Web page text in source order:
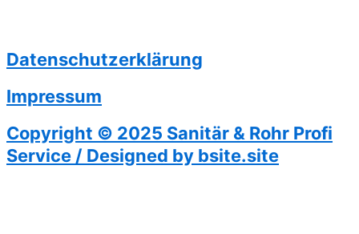
Datenschutzerklärung
Impressum
Copyright © 2025 Sanitär & Rohr Profi
Service / Designed by bsite.site